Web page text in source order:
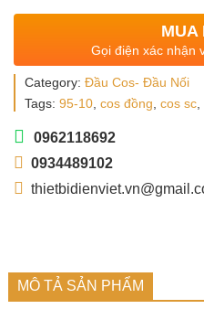
MUA
Gọi điện xác nhận
Category: Đầu Cos- Đầu Nối
Tags: 95-10, cos đồng, cos sc,
0962118692
0934489102
MÔ TẢ SẢN PHẨM